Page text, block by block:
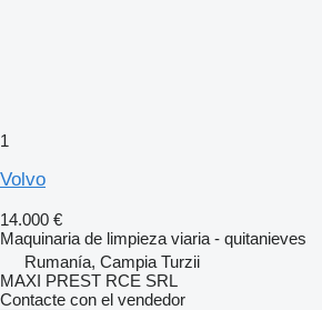
1
Volvo
14.000 €
Maquinaria de limpieza viaria - quitanieves
Rumanía, Campia Turzii
MAXI PREST RCE SRL
Contacte con el vendedor